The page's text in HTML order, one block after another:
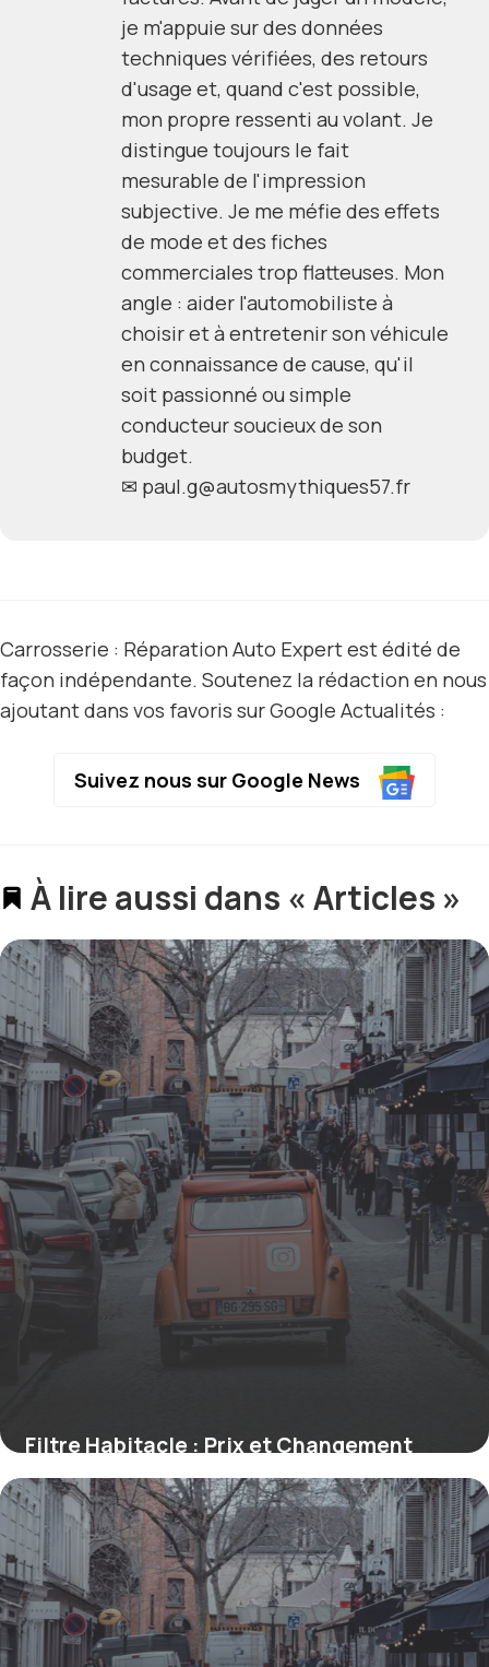
je m'appuie sur des données
techniques vérifiées, des retours
d'usage et, quand c'est possible,
mon propre ressenti au volant. Je
distingue toujours le fait
mesurable de l'impression
subjective. Je me méfie des effets
de mode et des fiches
commerciales trop flatteuses. Mon
angle : aider l'automobiliste à
choisir et à entretenir son véhicule
en connaissance de cause, qu'il
soit passionné ou simple
conducteur soucieux de son
budget.
✉ paul.g@autosmythiques57.fr
Carrosserie : Réparation Auto Expert est édité de
façon indépendante. Soutenez la rédaction en nous
ajoutant dans vos favoris sur Google Actualités :
Suivez nous sur Google News
À lire aussi dans « Articles »
Filtre Habitacle : Prix et Changement
2026
11 juillet 2026